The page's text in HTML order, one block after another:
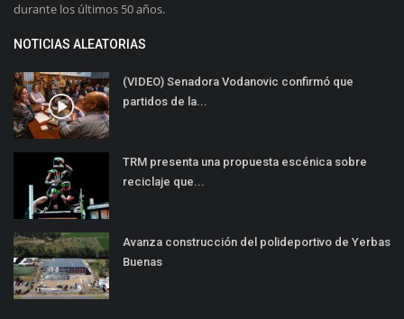
durante los últimos 50 años.
NOTICIAS ALEATORIAS
(VIDEO) Senadora Vodanovic confirmó que
partidos de la...
TRM presenta una propuesta escénica sobre
reciclaje que...
Avanza construcción del polideportivo de Yerbas
Buenas